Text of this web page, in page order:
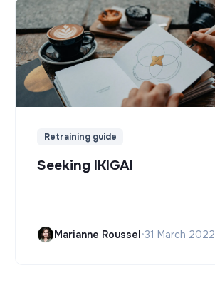
Retraining guide
Seeking IKIGAI
Marianne Roussel•31 March 2022